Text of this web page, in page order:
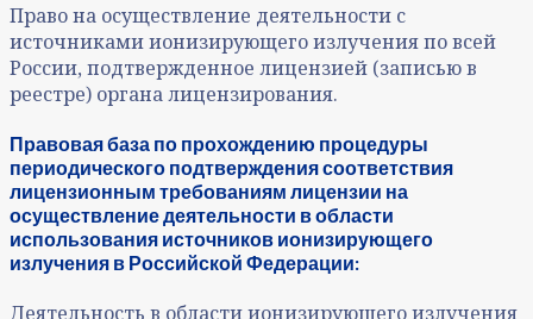
Право на осуществление деятельности с
источниками ионизирующего излучения по всей
России, подтвержденное лицензией (записью в
реестре) органа лицензирования.
Правовая база по прохождению процедуры
периодического подтверждения соответствия
лицензионным требованиям лицензии на
осуществление деятельности в области
использования источников ионизирующего
излучения в Российской Федерации:
Деятельность в области ионизирующего излучения